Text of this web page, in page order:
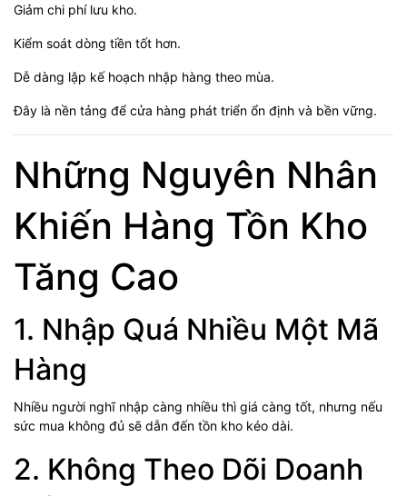
Giảm chi phí lưu kho.
Kiểm soát dòng tiền tốt hơn.
Dễ dàng lập kế hoạch nhập hàng theo mùa.
Đây là nền tảng để cửa hàng phát triển ổn định và bền vững.
Những Nguyên Nhân
Khiến Hàng Tồn Kho
Tăng Cao
1. Nhập Quá Nhiều Một Mã
Hàng
Nhiều người nghĩ nhập càng nhiều thì giá càng tốt, nhưng nếu
sức mua không đủ sẽ dẫn đến tồn kho kéo dài.
2. Không Theo Dõi Doanh